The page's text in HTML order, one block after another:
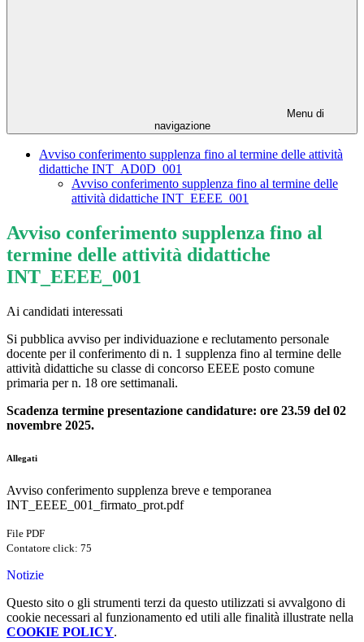
Menu di
navigazione
Avviso conferimento supplenza fino al termine delle attività
didattiche INT_AD0D_001
Avviso conferimento supplenza fino al termine delle
attività didattiche INT_EEEE_001
Avviso conferimento supplenza fino al
termine delle attività didattiche
INT_EEEE_001
Ai candidati interessati
Si pubblica avviso per individuazione e reclutamento personale
docente per il conferimento di n. 1 supplenza fino al termine delle
attività didattiche su classe di concorso EEEE posto comune
primaria per n. 18 ore settimanali.
Scadenza termine presentazione candidature: ore 23.59 del 02
novembre 2025.
Allegati
Avviso conferimento supplenza breve e temporanea
INT_EEEE_001_firmato_prot.pdf
File PDF
Contatore click: 75
Notizie
Questo sito o gli strumenti terzi da questo utilizzati si avvalgono di
cookie necessari al funzionamento ed utili alle finalità illustrate nella
COOKIE POLICY.